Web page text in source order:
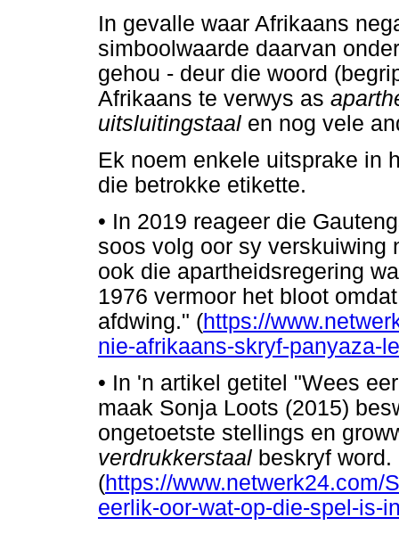
In gevalle waar Afrikaans
simboolwaarde daarvan
gehou - deur die woord
Afrikaans te verwys as
uitsluitingstaal en nog vele
Ek noem enkele uitsprake in
die betrokke etikette.
• In 2019 reageer die
soos volg oor sy verskuiwing
ook die apartheidsregering
1976 vermoor het bloot
afdwing." (https://
nie-afrikaans-skryf-panyaza-
• In 'n artikel getitel "Wees
maak Sonja Loots (2015)
ongetoetste stellings en
verdrukkerstaal beskryf word.
(https://www.netwerk24.com/
eerlik-oor-wat-op-die-spel-is-